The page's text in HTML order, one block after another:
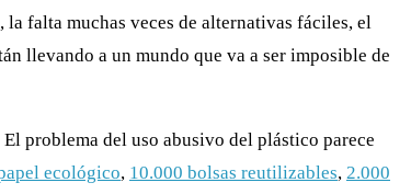
falta muchas veces de alternativas fáciles, el
llevando a un mundo que va a ser imposible de
problema del uso abusivo del plástico parece
ecológico, 10.000 bolsas reutilizables, 2.000